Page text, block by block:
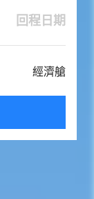
回程日期
經濟艙